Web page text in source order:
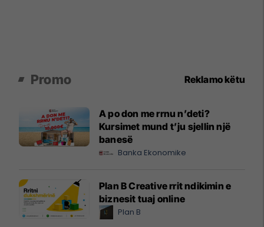
Promo Reklamo këtu
A po don me rrnu n’deti?
Kursimet mund t’ju sjellin një
banesë
Banka Ekonomike
Plan B Creative rrit ndikimin e
biznesit tuaj online
Plan B